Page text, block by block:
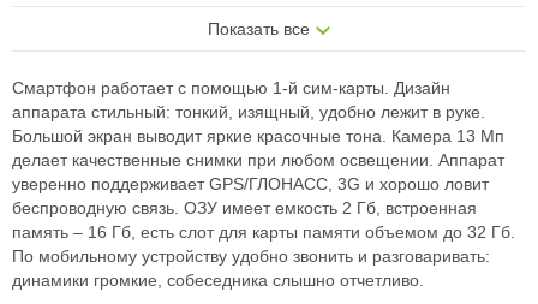
Показать все
Смартфон работает с помощью 1-й сим-карты. Дизайн
аппарата стильный: тонкий, изящный, удобно лежит в руке.
Большой экран выводит яркие красочные тона. Камера 13 Мп
делает качественные снимки при любом освещении. Аппарат
уверенно поддерживает GPS/ГЛОНАСС, 3G и хорошо ловит
беспроводную связь. ОЗУ имеет емкость 2 Гб, встроенная
память – 16 Гб, есть слот для карты памяти объемом до 32 Гб.
По мобильному устройству удобно звонить и разговаривать:
динамики громкие, собеседника слышно отчетливо.